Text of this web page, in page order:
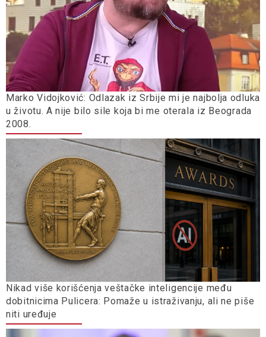
Marko Vidojković: Odlazak iz Srbije mi je najbolja odluka
u životu. A nije bilo sile koja bi me oterala iz Beograda
2008.
Nikad više korišćenja veštačke inteligencije među
dobitnicima Pulicera: Pomaže u istraživanju, ali ne piše
niti uređuje